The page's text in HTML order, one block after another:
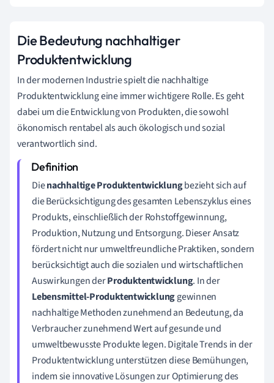
Die Bedeutung nachhaltiger
Produktentwicklung
In der modernen Industrie spielt die nachhaltige
Produktentwicklung eine immer wichtigere Rolle. Es geht
dabei um die Entwicklung von Produkten, die sowohl
ökonomisch rentabel als auch ökologisch und sozial
verantwortlich sind.
Dienachhaltige Produktentwicklungbezieht sich auf
die Berücksichtigung des gesamten Lebenszyklus eines
Produkts, einschließlich der Rohstoffgewinnung,
Produktion, Nutzung und Entsorgung. Dieser Ansatz
fördert nicht nur umweltfreundliche Praktiken, sondern
berücksichtigt auch die sozialen und wirtschaftlichen
Auswirkungen derProduktentwicklung. In der
Lebensmittel-Produktentwicklunggewinnen
nachhaltige Methoden zunehmend an Bedeutung, da
Verbraucher zunehmend Wert auf gesunde und
umweltbewusste Produkte legen. Digitale Trends in der
Produktentwicklung unterstützen diese Bemühungen,
indem sie innovative Lösungen zur Optimierung des